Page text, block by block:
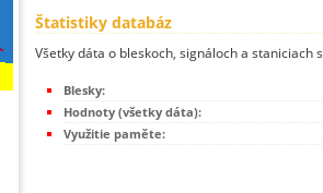
Štatistiky databáz
Všetky dáta o bleskoch, signáloch a
Blesky:
Hodnoty (všetky dáta):
Využitie paměte: